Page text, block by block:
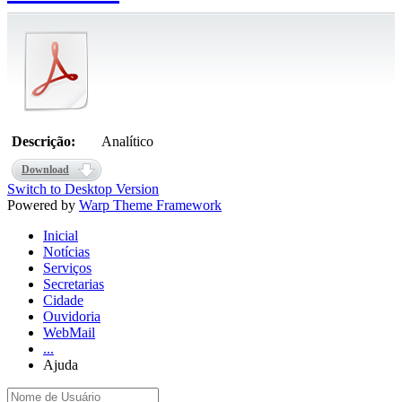
Descrição: Analítico
Download
Switch to Desktop Version
Powered by Warp Theme Framework
Inicial
Notícias
Serviços
Secretarias
Cidade
Ouvidoria
WebMail
...
Ajuda